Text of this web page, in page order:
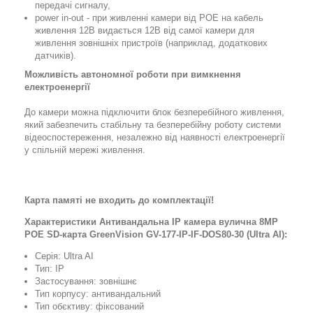
передачі сигналу,
power in-out - при живленні камери від POE на кабель
живлення 12В видається 12В від самої камери для
живлення зовнішніх пристроїв (наприклад, додаткових
датчиків).
Можливість автономної роботи при вимкнення
електроенергії
До камери можна підключити блок безперебійного живлення,
який забезпечить стабільну та безперебійну роботу системи
відеоспостереження, незалежно від наявності електроенергії
у спільній мережі живлення.
Карта памяті не входить до комплектації!
Характеристики Антивандальна IP камера вулична 8MP
POE SD-карта GreenVision GV-177-IP-IF-DOS80-30 (Ultra AI):
Серія: Ultra AI
Тип: IP
Застосування: зовнішнє
Тип корпусу: антивандальний
Тип обєктиву: фіксований